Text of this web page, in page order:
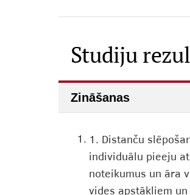
Studiju
Zināšanas
1. 1. Distanču
individuālu pieeju
noteikumus un āra
vides apstākļiem